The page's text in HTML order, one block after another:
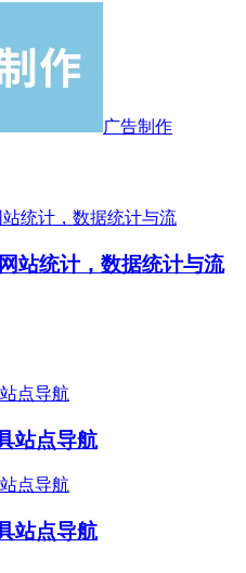
广告制作
站统计，数据统计与流
站点导航
站点导航